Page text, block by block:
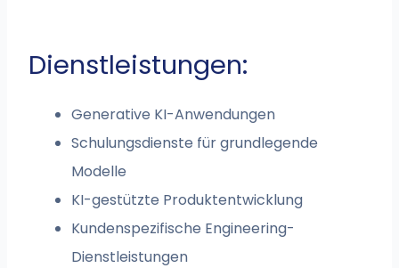
Dienstleistungen:
Generative KI-Anwendungen
Schulungsdienste für grundlegende
Modelle
KI-gestützte Produktentwicklung
Kundenspezifische Engineering-
Dienstleistungen